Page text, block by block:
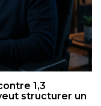
1,3
structurer un